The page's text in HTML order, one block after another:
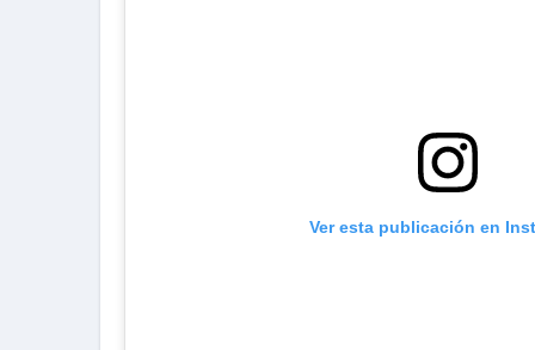
Ver esta publicación en